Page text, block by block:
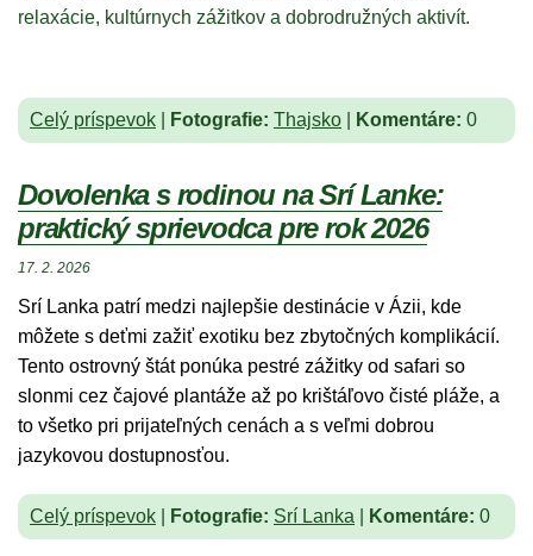
relaxácie, kultúrnych zážitkov a dobrodružných aktivít.
Celý príspevok Fotografie: Thajsko Komentáre: 0
Dovolenka s rodinou na Srí Lanke:
praktický sprievodca pre rok 2026
17. 2. 2026
Srí Lanka patrí medzi najlepšie destinácie v Ázii, kde
môžete s deťmi zažiť exotiku bez zbytočných komplikácií.
Tento ostrovný štát ponúka pestré zážitky od safari so
slonmi cez čajové plantáže až po krištáľovo čisté pláže, a
to všetko pri prijateľných cenách a s veľmi dobrou
jazykovou dostupnosťou.
Celý príspevok Fotografie: Srí Lanka Komentáre: 0